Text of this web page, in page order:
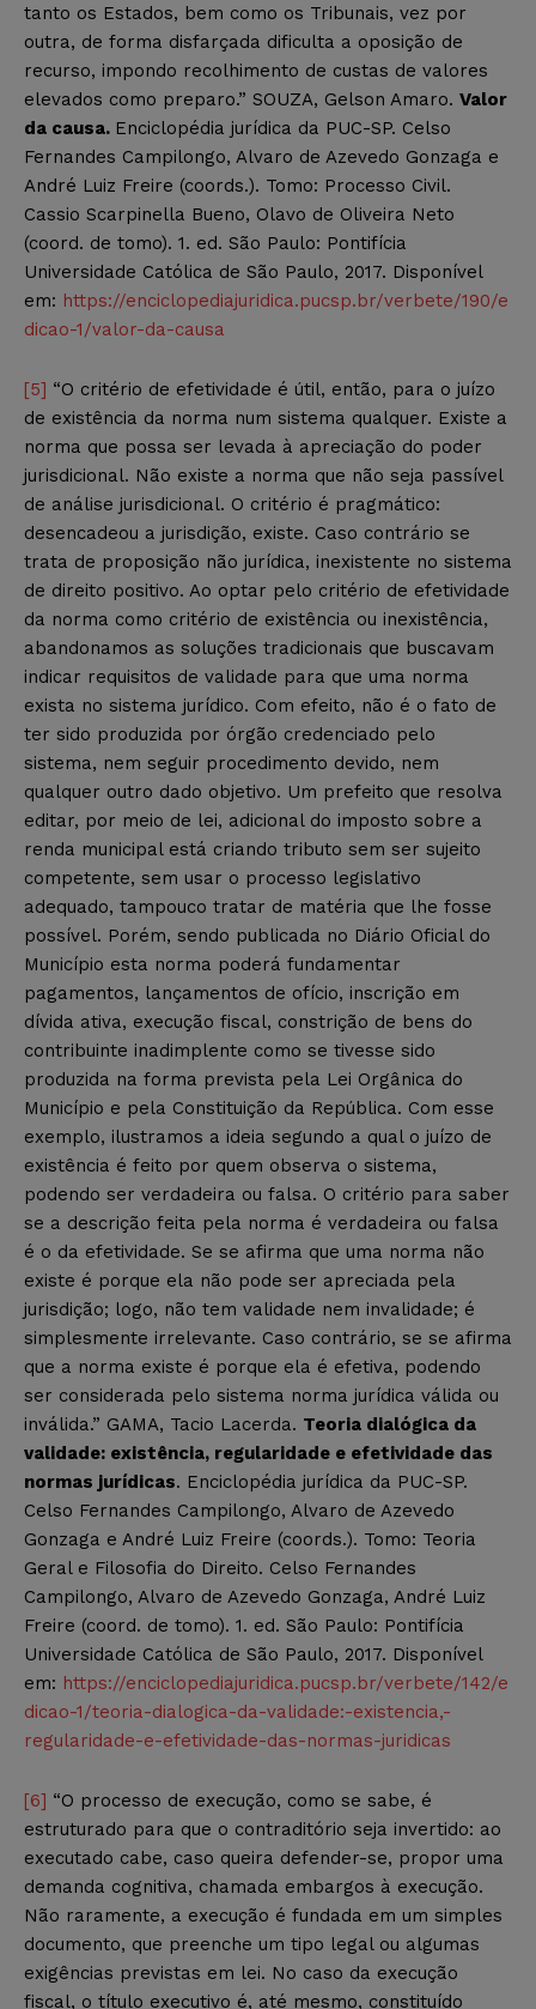
tanto os Estados, bem como os Tribunais, vez por
outra, de forma disfarçada dificulta a oposição de
recurso, impondo recolhimento de custas de valores
elevados como preparo.” SOUZA, Gelson Amaro. Valor
da causa. Enciclopédia jurídica da PUC-SP. Celso
Fernandes Campilongo, Alvaro de Azevedo Gonzaga e
André Luiz Freire (coords.). Tomo: Processo Civil.
Cassio Scarpinella Bueno, Olavo de Oliveira Neto
(coord. de tomo). 1. ed. São Paulo: Pontifícia
Universidade Católica de São Paulo, 2017. Disponível
em: https://enciclopediajuridica.pucsp.br/verbete/190/e
dicao-1/valor-da-causa
[5] “O critério de efetividade é útil, então, para o juízo
de existência da norma num sistema qualquer. Existe a
norma que possa ser levada à apreciação do poder
jurisdicional. Não existe a norma que não seja passível
de análise jurisdicional. O critério é pragmático:
desencadeou a jurisdição, existe. Caso contrário se
trata de proposição não jurídica, inexistente no sistema
de direito positivo. Ao optar pelo critério de efetividade
da norma como critério de existência ou inexistência,
abandonamos as soluções tradicionais que buscavam
indicar requisitos de validade para que uma norma
exista no sistema jurídico. Com efeito, não é o fato de
ter sido produzida por órgão credenciado pelo
sistema, nem seguir procedimento devido, nem
qualquer outro dado objetivo. Um prefeito que resolva
editar, por meio de lei, adicional do imposto sobre a
renda municipal está criando tributo sem ser sujeito
competente, sem usar o processo legislativo
adequado, tampouco tratar de matéria que lhe fosse
possível. Porém, sendo publicada no Diário Oficial do
Município esta norma poderá fundamentar
pagamentos, lançamentos de ofício, inscrição em
dívida ativa, execução fiscal, constrição de bens do
contribuinte inadimplente como se tivesse sido
produzida na forma prevista pela Lei Orgânica do
Município e pela Constituição da República. Com esse
exemplo, ilustramos a ideia segundo a qual o juízo de
existência é feito por quem observa o sistema,
podendo ser verdadeira ou falsa. O critério para saber
se a descrição feita pela norma é verdadeira ou falsa
é o da efetividade. Se se afirma que uma norma não
existe é porque ela não pode ser apreciada pela
jurisdição; logo, não tem validade nem invalidade; é
simplesmente irrelevante. Caso contrário, se se afirma
que a norma existe é porque ela é efetiva, podendo
ser considerada pelo sistema norma jurídica válida ou
inválida.” GAMA, Tacio Lacerda. Teoria dialógica da
validade: existência, regularidade e efetividade das
normas jurídicas. Enciclopédia jurídica da PUC-SP.
Celso Fernandes Campilongo, Alvaro de Azevedo
Gonzaga e André Luiz Freire (coords.). Tomo: Teoria
Geral e Filosofia do Direito. Celso Fernandes
Campilongo, Alvaro de Azevedo Gonzaga, André Luiz
Freire (coord. de tomo). 1. ed. São Paulo: Pontifícia
Universidade Católica de São Paulo, 2017. Disponível
em: https://enciclopediajuridica.pucsp.br/verbete/142/e
dicao-1/teoria-dialogica-da-validade:-existencia,-
regularidade-e-efetividade-das-normas-juridicas
[6] “O processo de execução, como se sabe, é
estruturado para que o contraditório seja invertido: ao
executado cabe, caso queira defender-se, propor uma
demanda cognitiva, chamada embargos à execução.
Não raramente, a execução é fundada em um simples
documento, que preenche um tipo legal ou algumas
exigências previstas em lei. No caso da execução
fiscal, o título executivo é, até mesmo, constituído